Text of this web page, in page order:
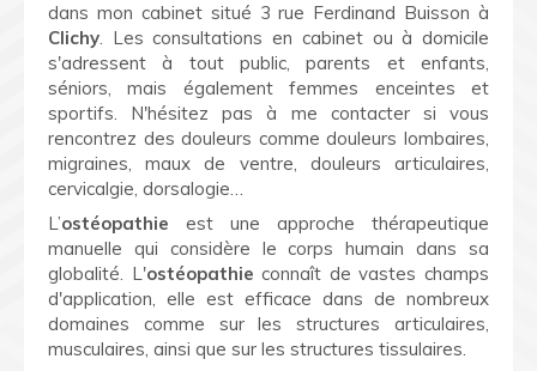
dans mon cabinet situé 3 rue Ferdinand Buisson à
Clichy. Les consultations en cabinet ou à domicile
s'adressent à tout public, parents et enfants,
séniors, mais également femmes enceintes et
sportifs. N'hésitez pas à me contacter si vous
rencontrez des douleurs comme douleurs lombaires,
migraines, maux de ventre, douleurs articulaires,
cervicalgie, dorsalogie…
L’ostéopathie est une approche thérapeutique
manuelle qui considère le corps humain dans sa
globalité. L'ostéopathie connaît de vastes champs
d'application, elle est efficace dans de nombreux
domaines comme sur les structures articulaires,
musculaires, ainsi que sur les structures tissulaires.